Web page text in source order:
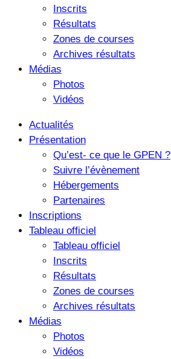
Inscrits
Résultats
Zones de courses
Archives résultats
Médias
Photos
Vidéos
Actualités
Présentation
Qu’est- ce que le GPEN ?
Suivre l’évènement
Hébergements
Partenaires
Inscriptions
Tableau officiel
Tableau officiel
Inscrits
Résultats
Zones de courses
Archives résultats
Médias
Photos
Vidéos